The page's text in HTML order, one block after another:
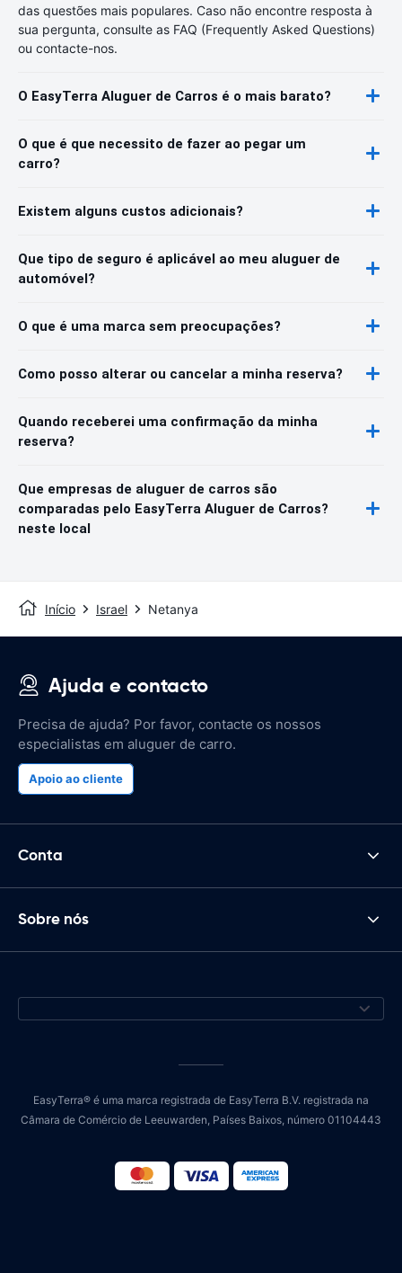
das questões mais populares. Caso não encontre resposta à
sua pergunta, consulte as FAQ (Frequently Asked Questions)
ou contacte-nos.
O EasyTerra Aluguer de Carros é o mais barato?
O que é que necessito de fazer ao pegar um
carro?
Existem alguns custos adicionais?
Que tipo de seguro é aplicável ao meu aluguer de
automóvel?
O que é uma marca sem preocupações?
Como posso alterar ou cancelar a minha reserva?
Quando receberei uma confirmação da minha
reserva?
Que empresas de aluguer de carros são
comparadas pelo EasyTerra Aluguer de Carros?
neste local
Início Israel Netanya
Ajuda e contacto
Precisa de ajuda? Por favor, contacte os nossos
especialistas em aluguer de carro.
Apoio ao cliente
Conta
Sobre nós
EasyTerra® é uma marca registrada de EasyTerra B.V. registrada na
Câmara de Comércio de Leeuwarden, Países Baixos, número 01104443